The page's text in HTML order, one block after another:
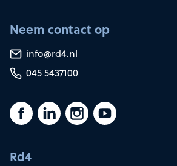
Neem contact op
info@rd4.nl
045 5437100
Rd4